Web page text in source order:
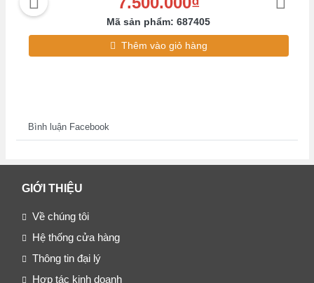
Mã sản phẩm: 687405
Thêm vào giỏ hàng
Bình luận Facebook
GIỚI THIỆU
Về chúng tôi
Hệ thống cửa hàng
Thông tin đại lý
Hợp tác kinh doanh